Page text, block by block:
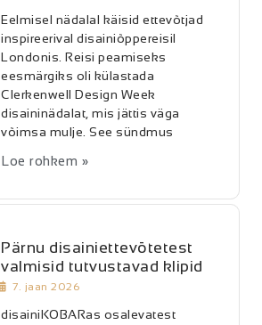
Eelmisel nädalal käisid ettevõtjad
inspireerival disainiõppereisil
Londonis. Reisi peamiseks
eesmärgiks oli külastada
Clerkenwell Design Week
disaininädalat, mis jättis väga
võimsa mulje. See sündmus
Loe rohkem »
Pärnu disainiettevõtetest
valmisid tutvustavad klipid
7. jaan 2026
disainiKOBARas osalevatest